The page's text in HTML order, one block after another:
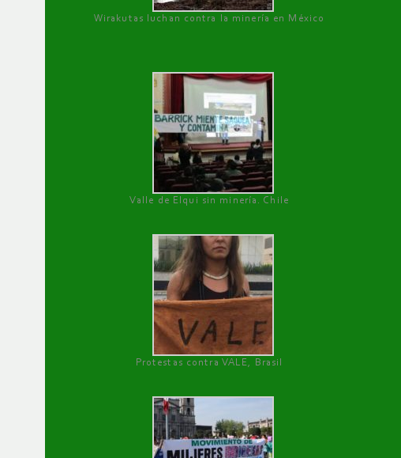
Wirakutas luchan contra la minería en México
Valle de Elqui sin minería. Chile
Protestas contra VALE, Brasil